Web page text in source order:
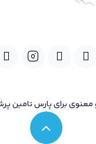
برای پارس تامین